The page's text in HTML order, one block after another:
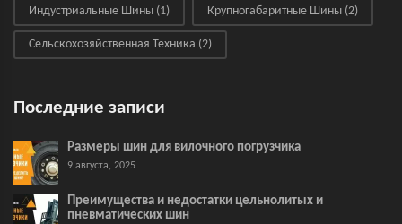
Индустриальные Шины (1) Крупногабаритные Шины (2)
Сельскохозяйственная Техника (2)
Последние записи
Размеры шин для вилочного погрузчика
9 августа, 2025
Преимущества и недостатки цельнолитых и
пневматических шин